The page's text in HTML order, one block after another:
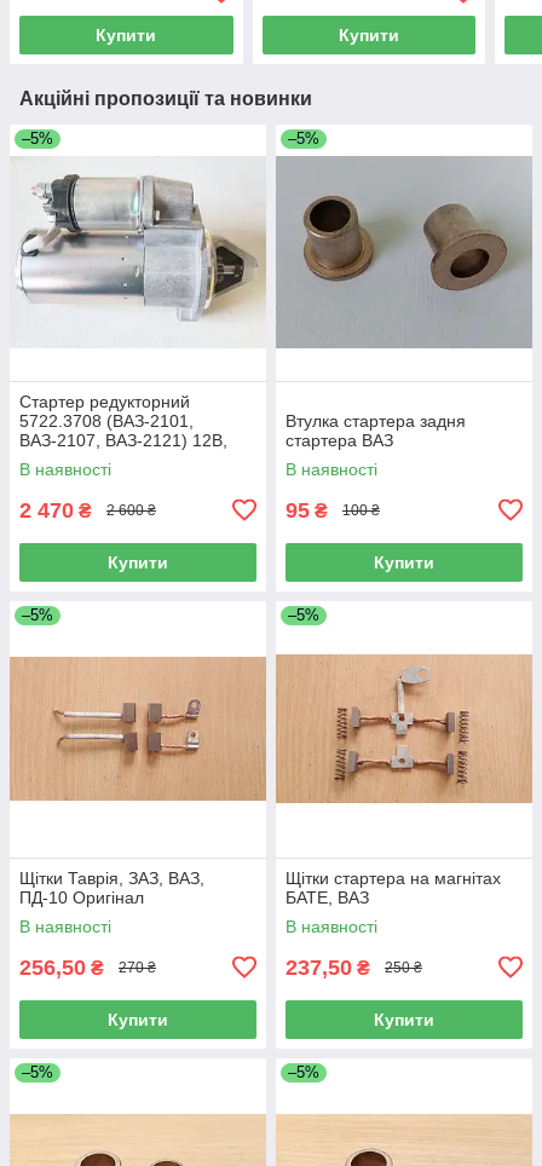
Купити Купити
Акційні пропозиції та новинки
–5%
Стартер редукторний
5722.3708 (ВАЗ-2101,
ВАЗ-2107, ВАЗ-2121) 12В,
1,55 кВт
В наявності
2 470 ₴ 2 600 ₴
Купити
–5%
Втулка стартера задня
стартера ВАЗ
В наявності
95 ₴ 100 ₴
Купити
–5%
Щітки Таврія, ЗАЗ, ВАЗ,
ПД-10 Оригінал
В наявності
256,50 ₴ 270 ₴
Купити
–5%
Щітки стартера на магнітах
БАТЕ, ВАЗ
В наявності
237,50 ₴ 250 ₴
Купити
–5% –5%